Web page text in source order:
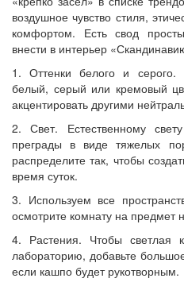
воздушное чувство стиля,
комфортом. Есть свод
внести в интерьер
1. Оттенки белого и
белый, серый или кремовый
акцентировать другими
2. Свет. Естественному
преграды в виде тяжелых
распределите так, чтобы
время суток.
3. Используем все
осмотрите комнату на предмет
4. Растения. Чтобы
лабораторию, добавьте
если кашпо будет рукотворным.